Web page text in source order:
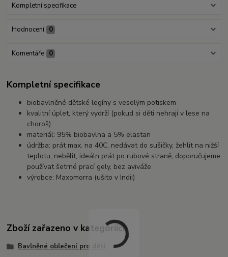
Kompletní specifikace
Hodnocení 0
Komentáře 0
Kompletní specifikace
biobavlněné dětské legíny s veselým potiskem
kvalitní úplet, který vydrží (pokud si děti nehrají v lese na
choroš)
materiál: 95% biobavlna a 5% elastan
údržba: prát max. na 40C, nedávat do sušičky, žehlit na nižší
teplotu, nebělit, ideáln prát po rubové straně, doporučujeme
používat šetrné prací gely, bez aviváže
výrobce: Maxomorra (ušito v Indii)
Zboží zařazeno v kategoriích
Bavlněné oblečení pro děti